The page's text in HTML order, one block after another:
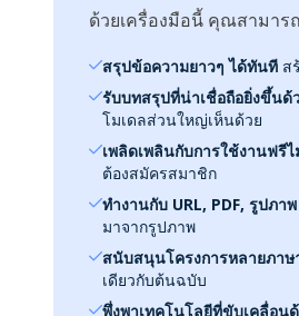
ด้วยเครื่องมือนี้ คุณสามาร
สรุปข้อความยาวๆ ได้ทันที ส
รับบทสรุปที่น่าเชื่อถือยิ่งขึ้นด้
โมเดลส่วนใหญ่เห็นด้วย
เพลิดเพลินกับการใช้งานฟรี
ต้องสมัครสมาชิก
ทำงานกับ URL, PDF, รูปภา
มาจากรูปภาพ
สนับสนุนโครงการหลายภาษ
เดียวกับต้นฉบับ
พึ่งพาเทคโนโลยีที่ขับเคลื่อน